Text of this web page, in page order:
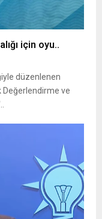
için oyu..
düzenlenen
Değerlendirme ve